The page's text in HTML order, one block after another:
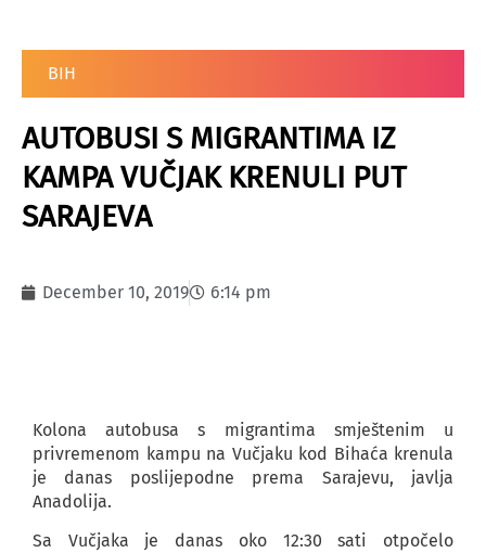
BIH
AUTOBUSI S MIGRANTIMA IZ
KAMPA VUČJAK KRENULI PUT
SARAJEVA
December 10, 2019 6:14 pm
Kolona autobusa s migrantima smještenim u
privremenom kampu na Vučjaku kod Bihaća krenula
je danas poslijepodne prema Sarajevu, javlja
Anadolija.
Sa Vučjaka je danas oko 12:30 sati otpočelo